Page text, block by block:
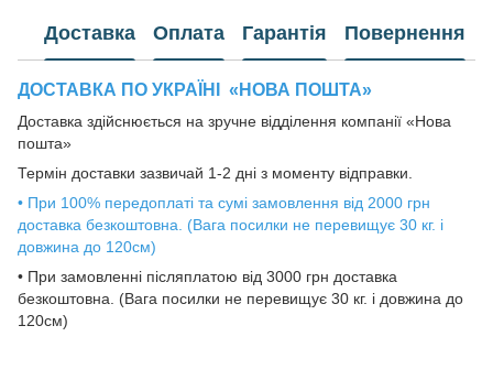
Доставка Оплата Гарантія Повернення
ДОСТАВКА ПО УКРАЇНІ «НОВА ПОШТА»
Доставка здійснюється на зручне відділення компанії «Нова
пошта»
Термін доставки зазвичай 1-2 дні з моменту відправки.
• При 100% передоплаті та сумі замовлення від 2000 грн
доставка безкоштовна. (Вага посилки не перевищує 30 кг. і
довжина до 120см)
• При замовленні післяплатою від 3000 грн доставка
безкоштовна. (Вага посилки не перевищує 30 кг. і довжина до
120см)